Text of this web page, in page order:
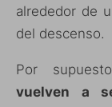
alrededor de
del descenso.
Por
vuelven a